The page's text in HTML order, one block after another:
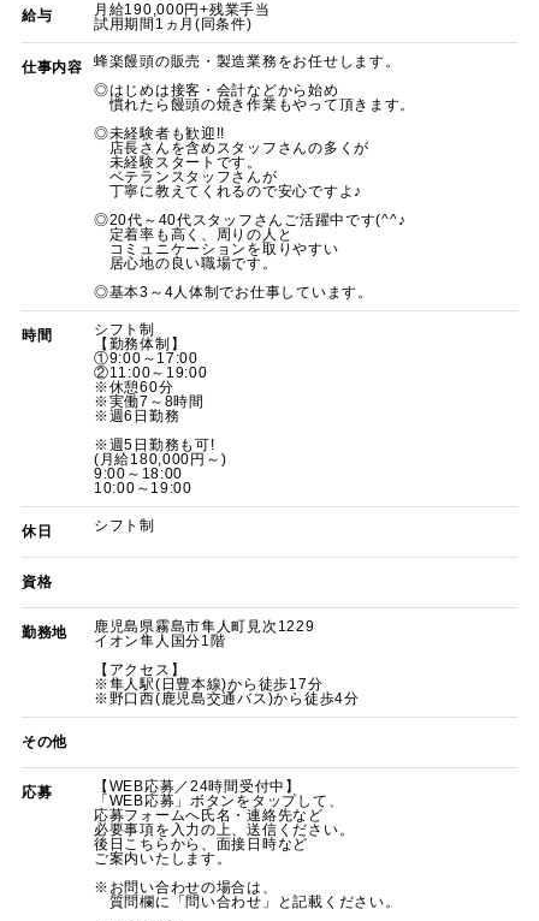
給与
月給190,000円+残業手当
試用期間1ヵ月(同条件)
仕事内容
蜂楽饅頭の販売・製造業務をお任せします。
◎はじめは接客・会計などから始め
慣れたら饅頭の焼き作業もやって頂きます。
◎未経験者も歓迎!!
店長さんを含めスタッフさんの多くが
未経験スタートです。
ベテランスタッフさんが
丁寧に教えてくれるので安心ですよ♪
◎20代～40代スタッフさんご活躍中です(^^♪
定着率も高く、周りの人と
コミュニケーションを取りやすい
居心地の良い職場です。
◎基本3～4人体制でお仕事しています。
時間
シフト制
【勤務体制】
①9:00～17:00
②11:00～19:00
※休憩60分
※実働7～8時間
※週6日勤務
※週5日勤務も可!
(月給180,000円～)
9:00～18:00
10:00～19:00
休日 シフト制
資格
勤務地
鹿児島県霧島市隼人町見次1229
イオン隼人国分1階
【アクセス】
※隼人駅(日豊本線)から徒歩17分
※野口西(鹿児島交通バス)から徒歩4分
その他
応募
【WEB応募／24時間受付中】
「WEB応募」ボタンをタップして、
応募フォームへ氏名・連絡先など
必要事項を入力の上、送信ください。
後日こちらから、面接日時など
ご案内いたします。
※お問い合わせの場合は、
質問欄に「問い合わせ」と記載ください。